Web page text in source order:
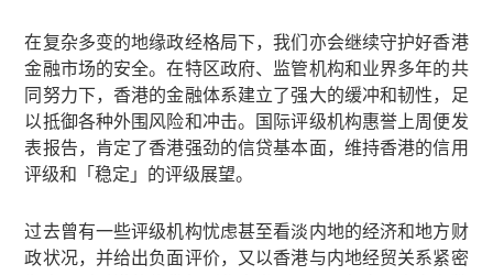
在复杂多变的地缘政经格局下，我们亦会继续守护好香港
金融市场的安全。在特区政府、监管机构和业界多年的共
同努力下，香港的金融体系建立了强大的缓冲和韧性，足
以抵御各种外围风险和冲击。国际评级机构惠誉上周便发
表报告，肯定了香港强劲的信贷基本面，维持香港的信用
评级和「稳定」的评级展望。
过去曾有一些评级机构忧虑甚至看淡内地的经济和地方财
政状况，并给出负面评价，又以香港与内地经贸关系紧密